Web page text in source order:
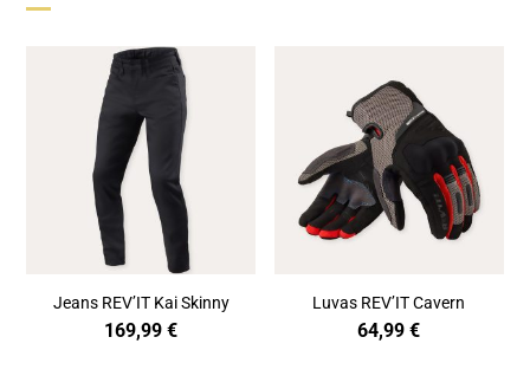
Jeans REV’IT Kai Skinny
169,99€
Luvas REV’IT Cavern
64,99€